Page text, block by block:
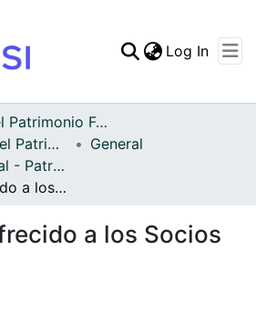
Statistics
Log In
Archivo del Patrimonio Fotográfico y Fílmico del Valle del Cauca
Fondo Archivo del Patrimonio Fotográfico y Fílmico del Valle del Cauca
General
APFFVC - General - Patrimonial
Homenaje ofrecido a los Socios Fundadores
a los Socios